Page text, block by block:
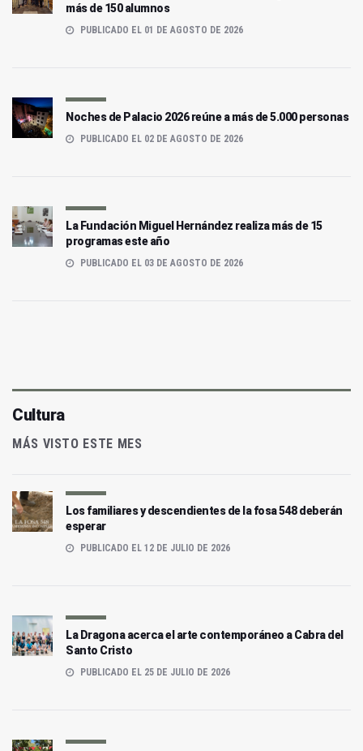
más de 150 alumnos
PUBLICADO EL 01 DE AGOSTO DE 2026
Noches de Palacio 2026 reúne a más de 5.000 personas
PUBLICADO EL 02 DE AGOSTO DE 2026
La Fundación Miguel Hernández realiza más de 15
programas este año
PUBLICADO EL 03 DE AGOSTO DE 2026
Cultura
MÁS VISTO ESTE MES
Los familiares y descendientes de la fosa 548 deberán
esperar
PUBLICADO EL 12 DE JULIO DE 2026
La Dragona acerca el arte contemporáneo a Cabra del
Santo Cristo
PUBLICADO EL 25 DE JULIO DE 2026